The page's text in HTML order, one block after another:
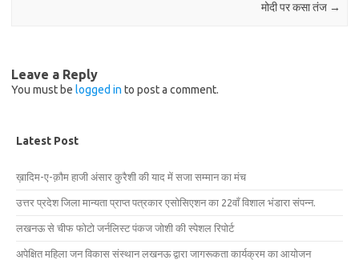
मोदी पर कसा तंज →
Leave a Reply
You must be logged in to post a comment.
Latest Post
ख़ादिम-ए-क़ौम हाजी अंसार कुरैशी की याद में सजा सम्मान का मंच
उत्तर प्रदेश जिला मान्यता प्राप्त पत्रकार एसोसिएशन का 22वाँ विशाल भंडारा संपन्न.
लखनऊ से चीफ फोटो जर्नलिस्ट पंकज जोशी की स्पेशल रिपोर्ट
अपेक्षित महिला जन विकास संस्थान लखनऊ द्वारा जागरूकता कार्यक्रम का आयोजन